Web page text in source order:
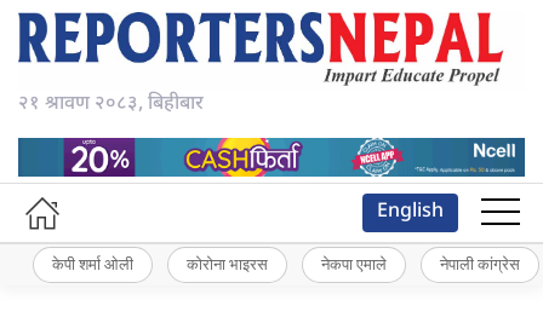
२१ श्रावण २०८३, बिहीबार
English
केपी शर्मा ओली कोरोना भाइरस नेकपा एमाले नेपाली कांग्रेस